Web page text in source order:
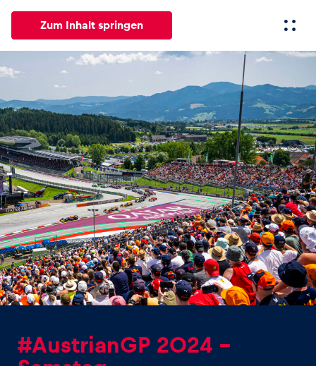
Zum Inhalt springen
Erlebnisse Seiten
News
Alle anzeigen
Events
Alle anzeigen
#AustrianGP 2024 -